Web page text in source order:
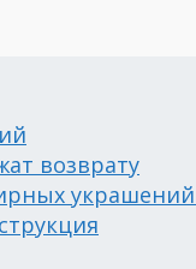
возврату